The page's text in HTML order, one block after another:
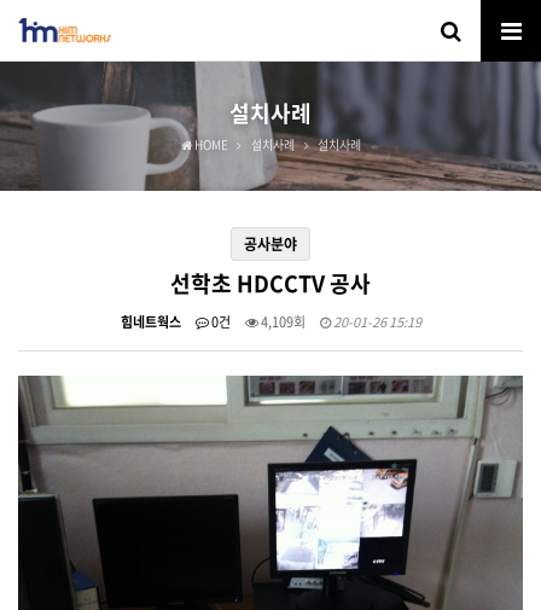
설치사례
HOME 설치사례 설치사례
공사분야
선학초 HDCCTV 공사
힘네트웍스 0건 4,109회 20-01-26 15:19